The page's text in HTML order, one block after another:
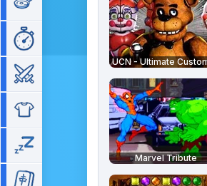
Gestion de temps
Marvel Tribute